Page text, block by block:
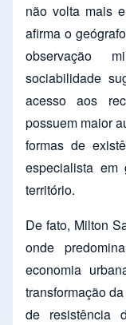
não volta mais
afirma o
observação
sociabilidade
acesso aos
possuem maior
formas de
especialista em
território.
De fato, Milton
onde
economia
transformação
de resistência